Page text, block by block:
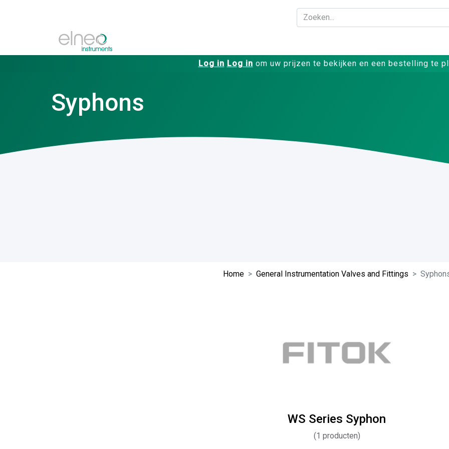
Log in Log in om uw prijzen te bekijken en een bestelling te
Syphons
Home General Instrumentation Valves and Fittings
WS Series Syphon
(1 producten)